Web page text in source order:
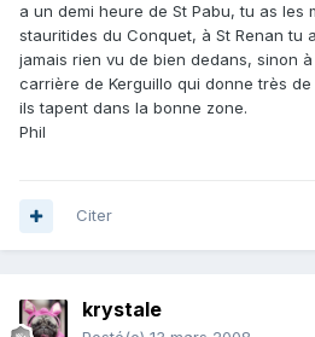
a un demi heure de St Pabu, tu as les
stauritides du Conquet, à St Renan tu
jamais rien vu de bien dedans, sinon
carrière de Kerguillo qui donne très
ils tapent dans la bonne zone.
Phil
Citer
krystale